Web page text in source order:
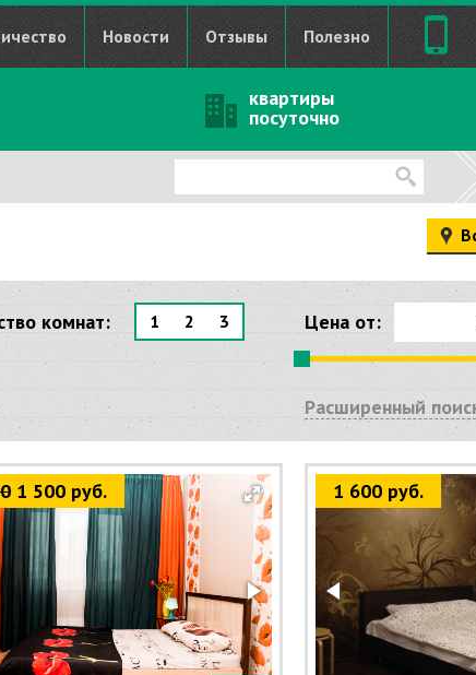
Новости Отзывы Полезно
квартиры
посуточно
комнат: 1 2 3 Цена от:
Расширенный
1 500 руб. 1 600 руб.